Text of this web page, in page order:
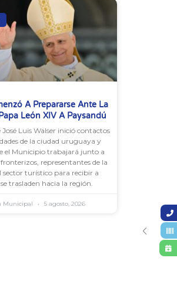
A Prepararse Ante La
León XIV A Paysandú
Luis Walser inició contactos
de la ciudad uruguaya y
el Municipio trabajará junto a
representantes de la
sector turístico para recibir a
trasladen hacia la región.
Municipal 5 agosto, 2026